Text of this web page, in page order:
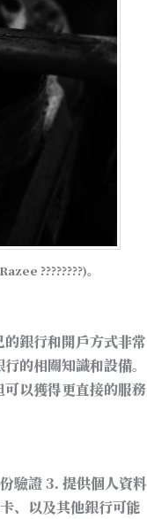
????????)。
銀行和開戶方式非常
的相關知識和設備。
以獲得更直接的服務
驗證 3. 提供個人資料
、以及其他銀行可能